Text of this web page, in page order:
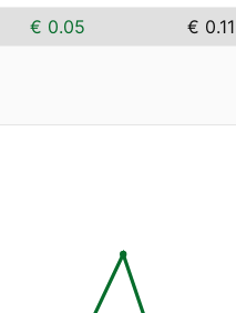
€ 0.05 € 0.11